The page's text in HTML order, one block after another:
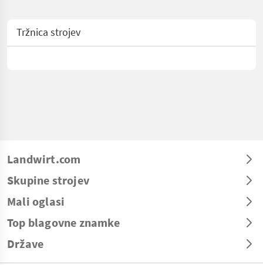
Tržnica strojev
Landwirt.com
Skupine strojev
Mali oglasi
Top blagovne znamke
Države